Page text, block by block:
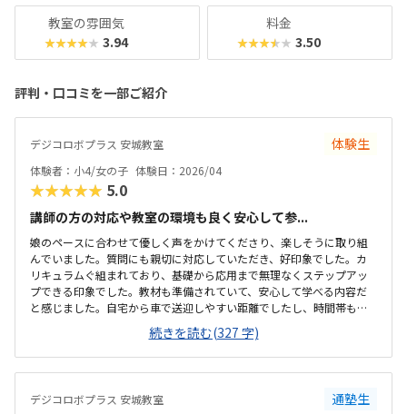
教室の雰囲気
★★★★★ 3.94
料金
★★★★★ 3.50
評判・口コミを一部ご紹介
デジコロボプラス 安城教室 体験生
体験者：小4/女の子 体験日：2026/04
★★★★★ 5.0
講師の方の対応や教室の環境も良く安心して参...
娘のペースに合わせて優しく声をかけてくださり、楽しそうに取り組
んでいました。質問にも親切に対応していただき、好印象でした。カ
リキュラムぐ組まれており、基礎から応用まで無理なくステップアッ
プできる印象でした。教材も準備されていて、安心して学べる内容だ
と感じました。自宅から車で送迎しやすい距離でしたし、時間帯も無
理なく通える範囲で、安心して続けられそうです。教材がきちんと整
備されており学習に集中できる環境だと感じました。教室全体の雰囲
気も明るく初めてでも入りやすかったです。ロボット教材や指導の質
を踏まえると料金は適切だと思います。。内容に見合った価格だと感
気づくりがされていると感じました。
続きを読む(327 字)
デジコロボプラス 安城教室 通塾生